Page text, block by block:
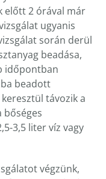
előtt 2 órával már
ugyanis
során derül
beadása,
időpontban
beadott
távozik a
bőséges
3,5 liter víz vagy
végzünk,